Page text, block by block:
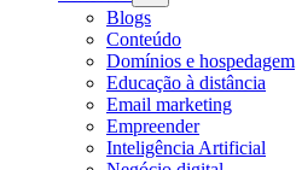
Blogs
Conteúdo
Domínios e hospedagem
Educação à distância
Email marketing
Empreender
Inteligência Artificial